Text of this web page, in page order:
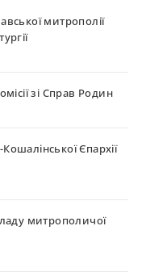
митрополії
зі Справ Родин
Єпархії
митрополичої